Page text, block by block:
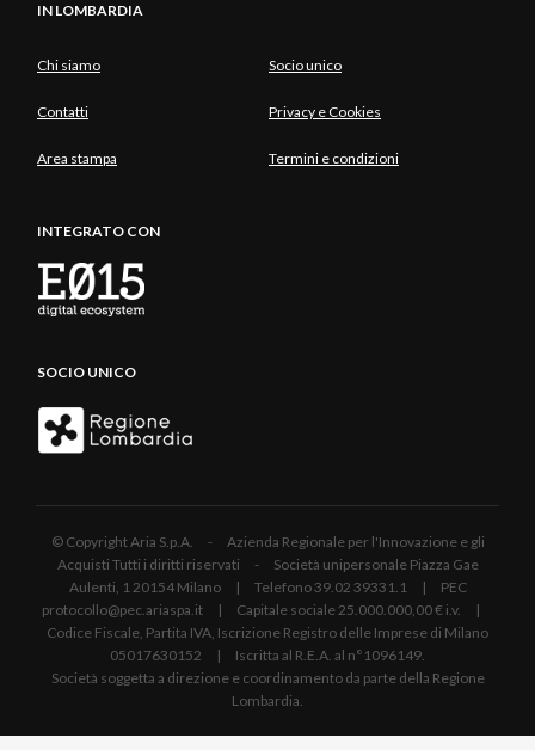
IN LOMBARDIA
Chi siamo Socio unico
Contatti Privacy e Cookies
Area stampa Termini e condizioni
INTEGRATO CON
SOCIO UNICO
© Copyright Aria S.p.A. - Azienda Regionale per l'Innovazione e gli
Acquisti Tutti i diritti riservati - Società unipersonale Piazza Gae
Aulenti, 1 20154 Milano | Telefono 39.02 39331.1 | PEC
protocollo@pec.ariaspa.it | Capitale sociale 25.000.000,00 € i.v. |
Codice Fiscale, Partita IVA, Iscrizione Registro delle Imprese di Milano
05017630152 | Iscritta al R.E.A. al n°1096149.
Società soggetta a direzione e coordinamento da parte della Regione
Lombardia.